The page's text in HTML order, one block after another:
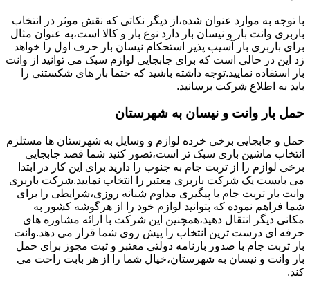
با توجه به موارد عنوان شده،از دیگر نکاتی که نقش موثر در انتخاب
باربری وانت بار و نیسان بار دارد نوع بار و کالا است،به عنوان مثال
برای باربری بار آسیب پذیر استحکام نیسان بار حرف اول را خواهد
زد این در حالی است که برای جابجایی لوازم سبک می توانید از وانت
بار استفاده نمایید.توجه داشته باشید که حتما بار های شکستنی را
باید به اطلاع شرکت برسانید.
حمل بار وانت و نیسان به شهرستان
حمل و جابجایی برخی خرده لوازم و وسایل به شهرستان ها مستلزم
انتخاب ماشین باری سبک تر است،تصور کنید شما قصد جابجایی
برخی لوازم را از تربت جام به جنوب را دارید برای این کار در ابتدا
می بایست یک شرکت باربری معتبر را انتخاب نمایید.شرکت باربری
وانت بار تربت جام با پیگیری مداوم شبانه روزی،شرایطی را برای
شما فراهم نموده که بتوانید لوازم خود را از هرگوشه کشور به
مکانی دیگر انتقال دهید،همچنین این شرکت با ارائه مشاوره های
حرفه ای درست ترین انتخاب را پیش روی شما قرار می دهد.وانت
بار تربت جام با صدور بارنامه دولتی معتبر و ثبت مجوز برای حمل
بار وانت و نیسان به شهرستان،خیال شما را از هر بابت راحت می
کند.